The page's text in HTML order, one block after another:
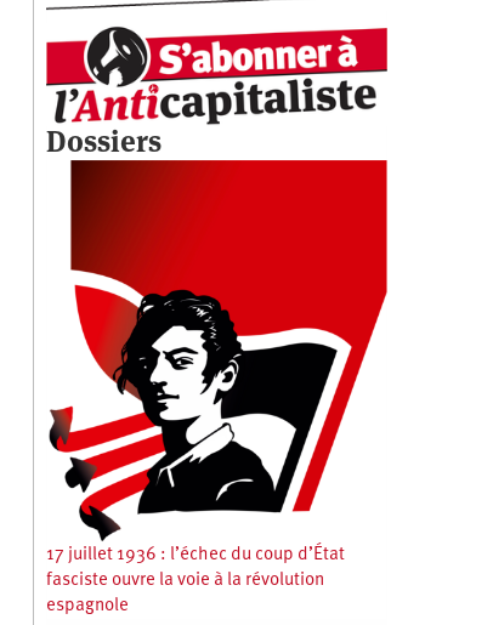
Dossiers
17 juillet 1936 : l’échec du coup d’État
fasciste ouvre la voie à la révolution
espagnole